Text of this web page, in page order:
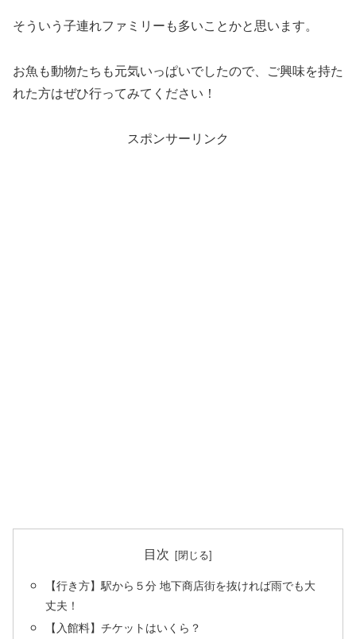
そういう子連れファミリーも多いことかと思います。
お魚も動物たちも元気いっぱいでしたので、ご興味を持た
れた方はぜひ行ってみてください！
スポンサーリンク
目次
【行き方】駅から５分 地下商店街を抜ければ雨でも大
丈夫！
【入館料】チケットはいくら？